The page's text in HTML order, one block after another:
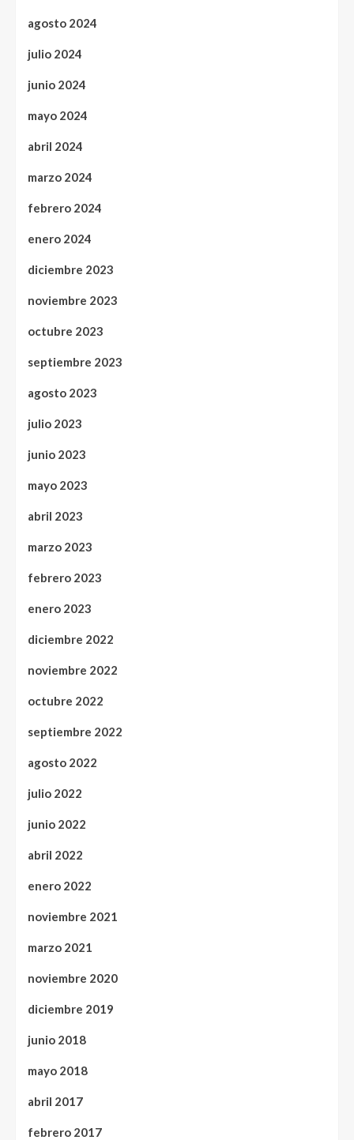
agosto 2024
julio 2024
junio 2024
mayo 2024
abril 2024
marzo 2024
febrero 2024
enero 2024
diciembre 2023
noviembre 2023
octubre 2023
septiembre 2023
agosto 2023
julio 2023
junio 2023
mayo 2023
abril 2023
marzo 2023
febrero 2023
enero 2023
diciembre 2022
noviembre 2022
octubre 2022
septiembre 2022
agosto 2022
julio 2022
junio 2022
abril 2022
enero 2022
noviembre 2021
marzo 2021
noviembre 2020
diciembre 2019
junio 2018
mayo 2018
abril 2017
febrero 2017